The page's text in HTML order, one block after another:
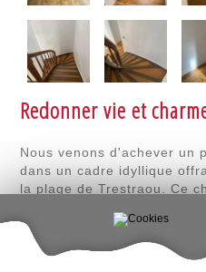
Redonner vie et
Nous venons d'achever un
dans un cadre idyllique
la plage de Trestraou. Ce
redonner tout son éclat et
parquet vieillissant.
La particularité de ce